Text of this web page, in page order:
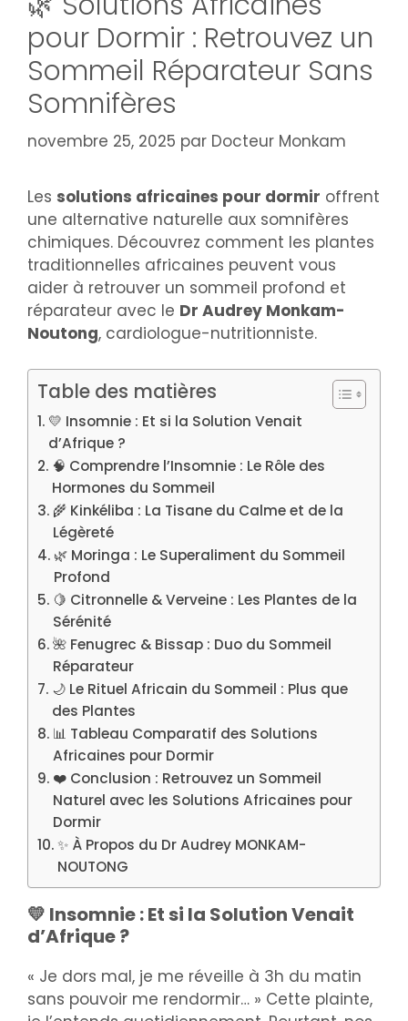
pour Dormir : Retrouvez un
Sommeil Réparateur Sans
Somnifères
novembre 25, 2025 par Docteur Monkam
Les solutions africaines pour dormir offrent
une alternative naturelle aux somnifères
chimiques. Découvrez comment les plantes
traditionnelles africaines peuvent vous
aider à retrouver un sommeil profond et
réparateur avec le Dr Audrey Monkam-
Noutong, cardiologue-nutritionniste.
Table des matières
💛 Insomnie : Et si la Solution Venait
d’Afrique ?
🧠 Comprendre l’Insomnie : Le Rôle des
Hormones du Sommeil
🌾 Kinkéliba : La Tisane du Calme et de la
Légèreté
🌿 Moringa : Le Superaliment du Sommeil
Profond
🍋 Citronnelle & Verveine : Les Plantes de la
Sérénité
🌺 Fenugrec & Bissap : Duo du Sommeil
Réparateur
🌙 Le Rituel Africain du Sommeil : Plus que
des Plantes
📊 Tableau Comparatif des Solutions
Africaines pour Dormir
❤️ Conclusion : Retrouvez un Sommeil
Naturel avec les Solutions Africaines pour
Dormir
✨ À Propos du Dr Audrey MONKAM-
NOUTONG
💛 Insomnie : Et si la Solution Venait
d’Afrique ?
« Je dors mal, je me réveille à 3h du matin
sans pouvoir me rendormir… » Cette plainte,